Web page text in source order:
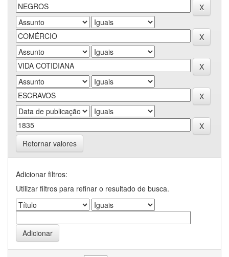
Retornar valores
Adicionar filtros:
Utilizar filtros para refinar o resultado de busca.